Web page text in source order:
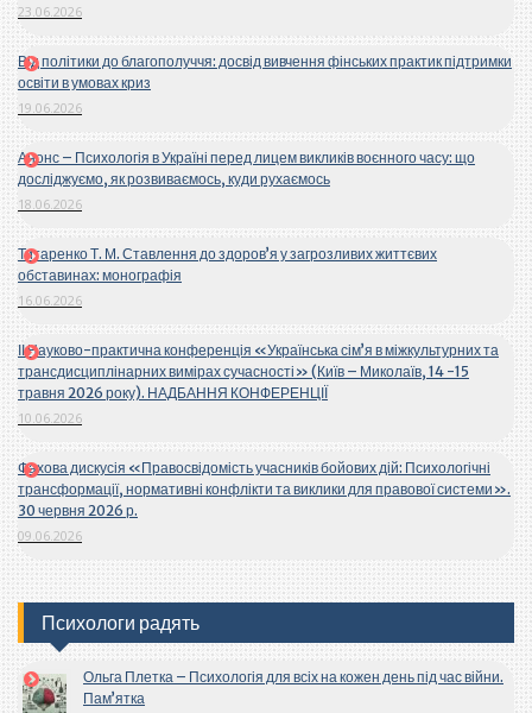
23.06.2026
Від політики до благополуччя: досвід вивчення фінських практик підтримки
освіти в умовах криз
19.06.2026
Анонс – Психологія в Україні перед лицем викликів воєнного часу: що
досліджуємо, як розвиваємось, куди рухаємось
18.06.2026
Титаренко Т. М. Ставлення до здоров’я у загрозливих життєвих
обставинах: монографія
16.06.2026
ІІ Науково-практична конференція «Українська сім’я в міжкультурних та
трансдисциплінарних вимірах сучасності» (Київ – Миколаїв, 14 -15
травня 2026 року). НАДБАННЯ КОНФЕРЕНЦІЇ
10.06.2026
Фахова дискусія «Правосвідомість учасників бойових дій: Психологічні
трансформації, нормативні конфлікти та виклики для правової системи».
30 червня 2026 р.
09.06.2026
Психологи радять
Ольга Плетка – Психологія для всіх на кожен день під час війни.
Пам’ятка